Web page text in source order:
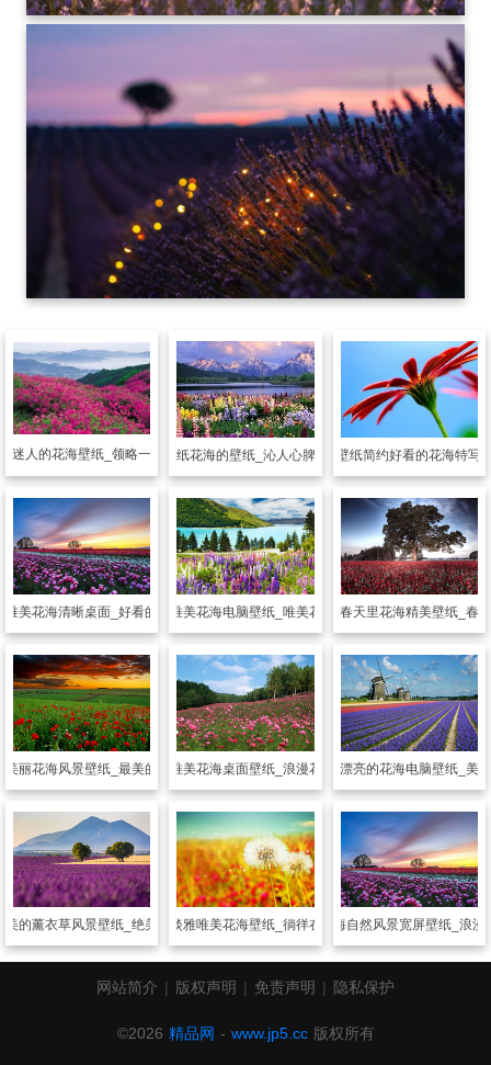
迷人的花海壁纸_领略一片醉人的花海
风景壁纸花海的壁纸_沁人心脾的花香
风景壁纸简约好看的花海特写
唯美花海清晰桌面_好看的花海意境
风景壁纸 唯美花海电脑壁纸_唯美花海的世界
风景壁纸 春天里花海精美壁纸_春
美丽花海风景壁纸_最美的花海世界
风景壁纸 唯美花海桌面壁纸_浪漫花海的约定
风景壁纸唯美漂亮的花海电脑壁纸_美
美的薰衣草风景壁纸_绝美的紫色花海
风景壁纸清新淡雅唯美花海壁纸_徜徉在美丽的花海中
风景壁纸唯美花海自然风景宽屏壁纸_浪漫
网站简介 | 版权声明 | 免责声明 | 隐私保护
©2026 精品网 - www.jp5.cc 版权所有